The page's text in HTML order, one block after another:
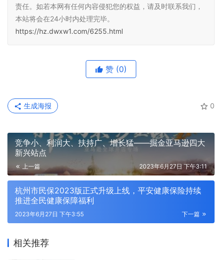
责任。如若本网有任何内容侵犯您的权益，请及时联系我们，
本站将会在24小时内处理完毕。
https://hz.dwxw1.com/6255.html
赞 (0)
0
生成海报
竞争小、利润大、扶持广、增长猛——掘金亚马逊四大
新兴站点
上一篇 2023年6月27日 下午3:11
杭州市民保2023版正式升级上线，平安健康保险持续
推进全民健康保障福利
下一篇
2023年6月27日 下午3:55
相关推荐